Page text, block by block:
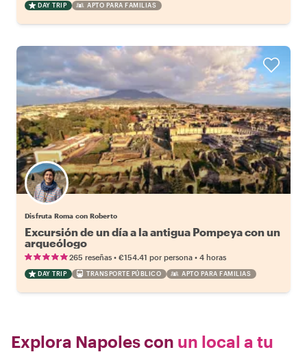
DAY TRIP APTO PARA FAMILIAS
Disfruta Roma con Roberto
Excursión de un día a la antigua Pompeya con un
arqueólogo
265 reseñas • €154.41 por persona • 4 horas
DAY TRIP TRANSPORTE PÚBLICO APTO PARA FAMILIAS
Explora Napoles con un local a tu